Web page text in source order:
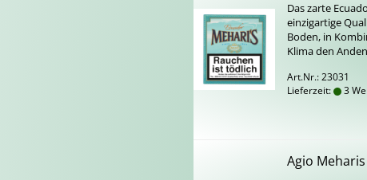
Das zarte
ein­zig­ar­ti­ge
Boden, in
Klima den
Art.Nr.: 23031
Lieferzeit:
3
Agio